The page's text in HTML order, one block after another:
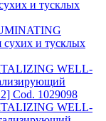
и тусклых
и тусклых
WELL-
Cod. 1029098
WELL-